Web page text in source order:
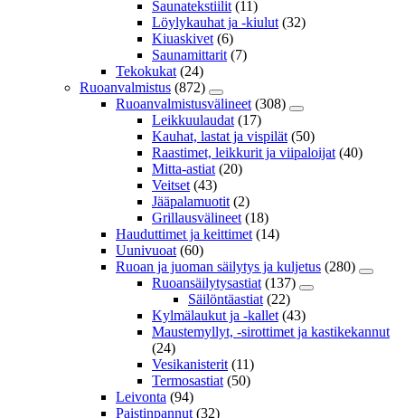
Saunatekstiilit (11)
Löylykauhat ja -kiulut (32)
Kiuaskivet (6)
Saunamittarit (7)
Tekokukat (24)
Ruoanvalmistus (872)
Ruoanvalmistusvälineet (308)
Leikkuulaudat (17)
Kauhat, lastat ja vispilät (50)
Raastimet, leikkurit ja viipaloijat (40)
Mitta-astiat (20)
Veitset (43)
Jääpalamuotit (2)
Grillausvälineet (18)
Hauduttimet ja keittimet (14)
Uunivuoat (60)
Ruoan ja juoman säilytys ja kuljetus (280)
Ruoansäilytysastiat (137)
Säilöntäastiat (22)
Kylmälaukut ja -kallet (43)
Maustemyllyt, -sirottimet ja kastikekannut
(24)
Vesikanisterit (11)
Termosastiat (50)
Leivonta (94)
Paistinpannut (32)